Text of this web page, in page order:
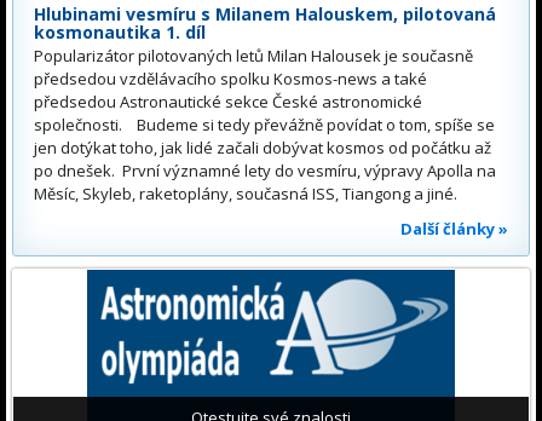
Hlubinami vesmíru s Milanem Halouskem, pilotovaná
kosmonautika 1. díl
Popularizátor pilotovaných letů Milan Halousek je současně
předsedou vzdělávacího spolku Kosmos-news a také
předsedou Astronautické sekce České astronomické
společnosti. Budeme si tedy převážně povídat o tom, spíše se
jen dotýkat toho, jak lidé začali dobývat kosmos od počátku až
po dnešek. První významné lety do vesmíru, výpravy Apolla na
Měsíc, Skyleb, raketoplány, současná ISS, Tiangong a jiné.
Další články »